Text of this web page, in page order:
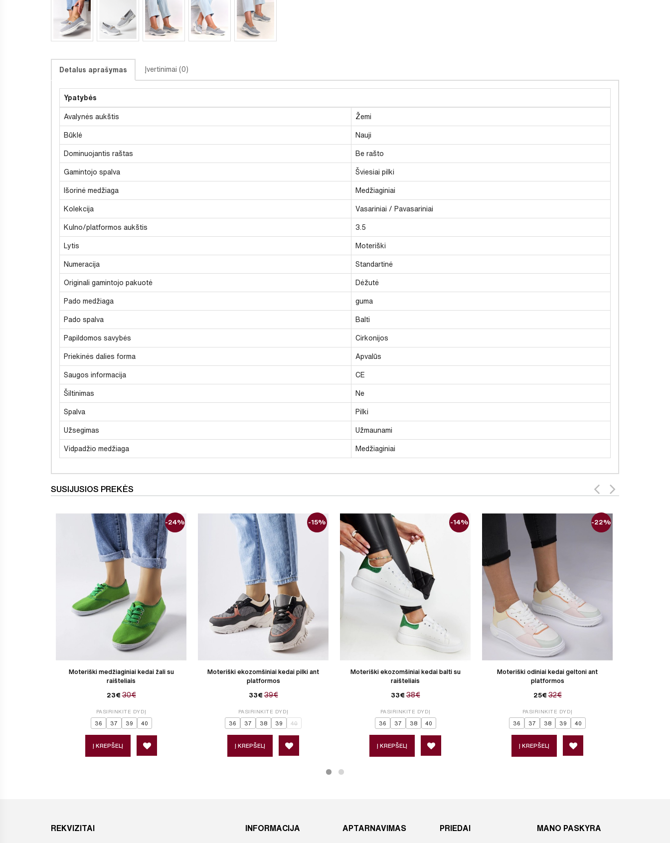
Detalus aprašymas Įvertinimai (0)
Ypatybės
Avalynės aukštis Žemi
Būklė Nauji
Dominuojantis raštas Be rašto
Gamintojo spalva Šviesiai pilki
Išorinė medžiaga Medžiaginiai
Kolekcija Vasariniai / Pavasariniai
Kulno/platformos aukštis 3.5
Lytis Moteriški
Numeracija Standartinė
Originali gamintojo pakuotė Dėžutė
Pado medžiaga guma
Pado spalva Balti
Papildomos savybės Cirkonijos
Priekinės dalies forma Apvalūs
Saugos informacija CE
Šiltinimas Ne
Spalva Pilki
Užsegimas Užmaunami
Vidpadžio medžiaga Medžiaginiai
SUSIJUSIOS PREKĖS
Moteriški medžiaginiai kedai žali su
raišteliais
23€ 30€
-24%
PASIRINKITE DYDĮ
36 37 39 40
Į KREPŠELĮ
Moteriški ekozomšiniai kedai pilki ant
platformos
33€ 39€
-15%
PASIRINKITE DYDĮ
36 37 38 39 40
Į KREPŠELĮ
Moteriški ekozomšiniai kedai balti su
raišteliais
33€ 38€
-14%
PASIRINKITE DYDĮ
36 37 38 40
Į KREPŠELĮ
Moteriški odiniai kedai geltoni ant
platformos
25€ 32€
-22%
PASIRINKITE DYDĮ
36 37 38 39 40
Į KREPŠELĮ
REKVIZITAI INFORMACIJA APTARNAVIMAS PRIEDAI MANO PASKYRA